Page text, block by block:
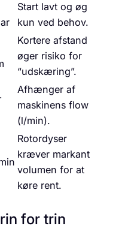
Start lavt og øg
kun ved behov.
Kortere afstand
øger risiko for
“udskæring”.
Afhænger af
maskinens flow
(l/min).
Rotordyser
kræver markant
volumen for at
køre rent.
for trin